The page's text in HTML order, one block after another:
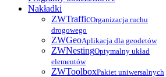
Nakładki
ZWTrafficOrganizacja ruchu
drogowego
ZWGeoAplikacja dla geodetów
ZWNestingOptymalny układ
elementów
ZWToolboxPakiet uniwersalnych